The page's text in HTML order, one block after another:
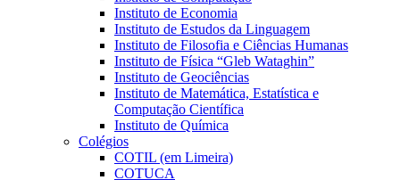
Instituto de Economia
Instituto de Estudos da Linguagem
Instituto de Filosofia e Ciências Humanas
Instituto de Física “Gleb Wataghin”
Instituto de Geociências
Instituto de Matemática, Estatística e
Computação Científica
Instituto de Química
Colégios
COTIL (em Limeira)
COTUCA